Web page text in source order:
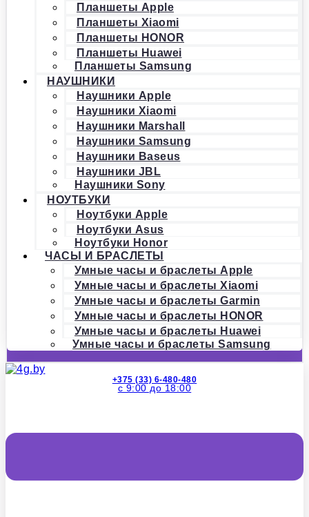
Планшеты Apple
Планшеты Xiaomi
Планшеты HONOR
Планшеты Huawei
Планшеты Samsung
НАУШНИКИ
Наушники Apple
Наушники Xiaomi
Наушники Marshall
Наушники Samsung
Наушники Baseus
Наушники JBL
Наушники Sony
НОУТБУКИ
Ноутбуки Apple
Ноутбуки Asus
Ноутбуки Honor
ЧАСЫ И БРАСЛЕТЫ
Умные часы и браслеты Apple
Умные часы и браслеты Xiaomi
Умные часы и браслеты Garmin
Умные часы и браслеты HONOR
Умные часы и браслеты Huawei
Умные часы и браслеты Samsung
+375 (33) 6-480-480
с 9:00 до 18:00